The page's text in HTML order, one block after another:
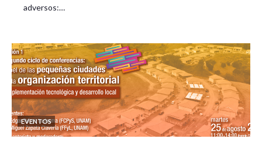
adversos:…
EVENTOS